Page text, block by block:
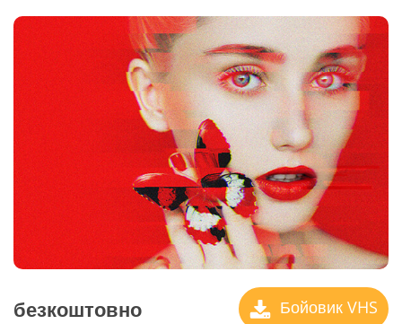
безкоштовно Бойовик VHS